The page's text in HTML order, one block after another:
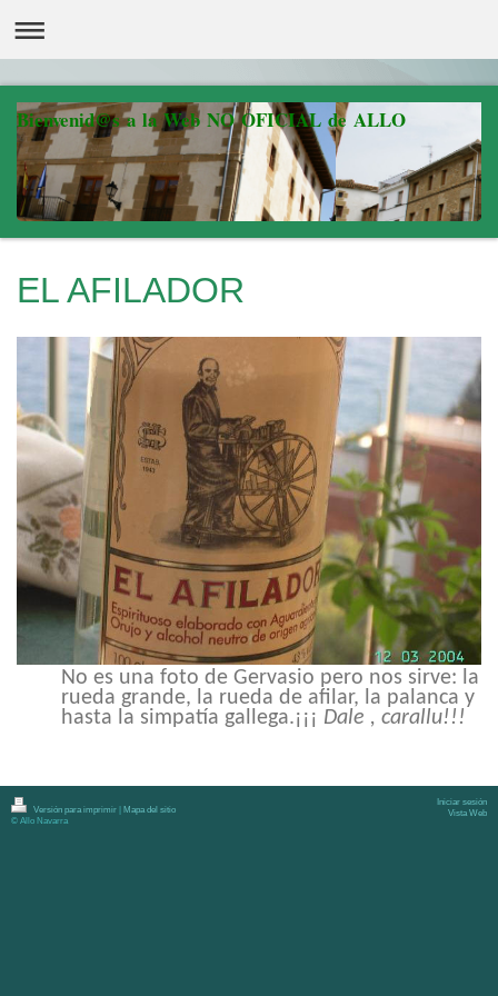
Bienvenid@s a la Web NO OFICIAL de ALLO
EL AFILADOR
No es una foto de Gervasio pero nos sirve: la
rueda grande, la rueda de afilar, la palanca y
hasta la simpatía gallega.¡¡¡ Dale , carallu!!!
Versión para imprimir
Mapa del sitio
© Allo Navarra
Iniciar sesión
Vista Web